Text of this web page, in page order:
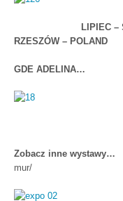
LIPIEC –
RZESZÓW – POLAND
GDE ADELINA…
Zobacz inne
mur/